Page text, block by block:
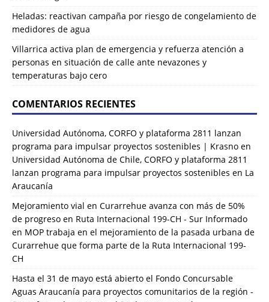
Heladas: reactivan campaña por riesgo de congelamiento de
medidores de agua
Villarrica activa plan de emergencia y refuerza atención a
personas en situación de calle ante nevazones y
temperaturas bajo cero
COMENTARIOS RECIENTES
Universidad Autónoma, CORFO y plataforma 2811 lanzan
programa para impulsar proyectos sostenibles | Krasno en
Universidad Autónoma de Chile, CORFO y plataforma 2811
lanzan programa para impulsar proyectos sostenibles en La
Araucanía
Mejoramiento vial en Curarrehue avanza con más de 50%
de progreso en Ruta Internacional 199-CH - Sur Informado
en MOP trabaja en el mejoramiento de la pasada urbana de
Curarrehue que forma parte de la Ruta Internacional 199-
CH
Hasta el 31 de mayo está abierto el Fondo Concursable
Aguas Araucanía para proyectos comunitarios de la región -